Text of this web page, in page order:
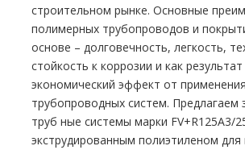
строительном рынке. Основные
полимерных тpубопроводов и
основе – долговечность, легкость,
стойкость к коррозии и как
экономический эффект от
тpубопроводных систем. Предлагаем
тpуб ные системы марки FV+R125A3/
экструдированным полиэтиленом